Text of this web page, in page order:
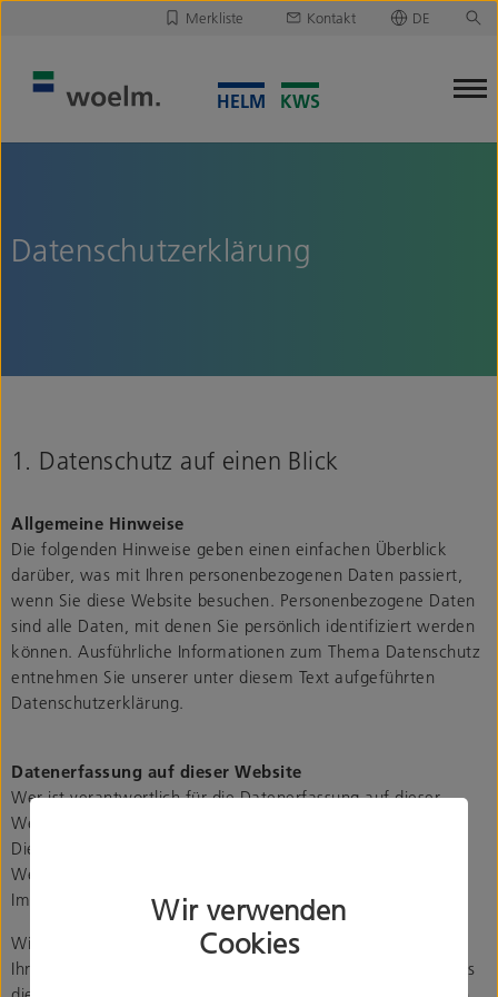
Wir verwenden
Cookies
Merkliste Kontakt DE
Datenschutzerklärung
1. Datenschutz auf einen Blick
Allgemeine Hinweise
Die folgenden Hinweise geben einen einfachen Überblick
darüber, was mit Ihren personenbezogenen Daten passiert,
wenn Sie diese Website besuchen. Personenbezogene Daten
sind alle Daten, mit denen Sie persönlich identifiziert werden
können. Ausführliche Informationen zum Thema Datenschutz
entnehmen Sie unserer unter diesem Text aufgeführten
Datenschutzerklärung.
Datenerfassung auf dieser Website
Wer ist verantwortlich für die Datenerfassung auf dieser
Website?
Die Datenverarbeitung auf dieser Website erfolgt durch den
Websitebetreiber. Dessen Kontaktdaten können Sie dem
Impressum dieser Website entnehmen.
Wie erfassen wir Ihre Daten?
Ihre Daten werden zum einen dadurch erhoben, dass Sie uns